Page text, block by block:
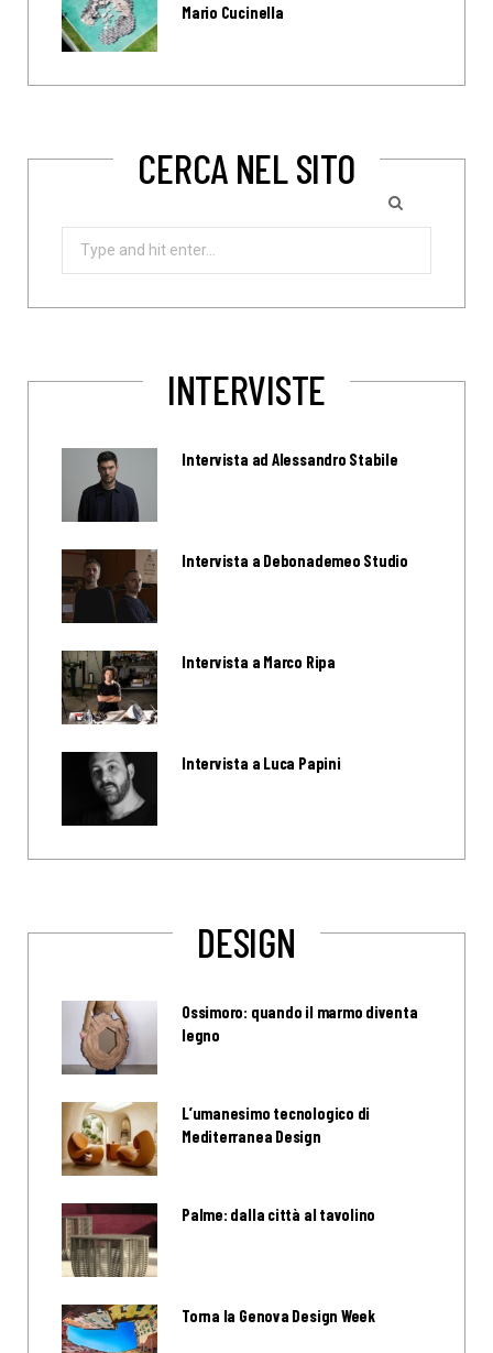
Mario Cucinella
CERCA NEL SITO
Search
INTERVISTE
Intervista ad Alessandro Stabile
Intervista a Debonademeo Studio
Intervista a Marco Ripa
Intervista a Luca Papini
DESIGN
Ossimoro: quando il marmo diventa
legno
L’umanesimo tecnologico di
Mediterranea Design
Palme: dalla città al tavolino
Torna la Genova Design Week